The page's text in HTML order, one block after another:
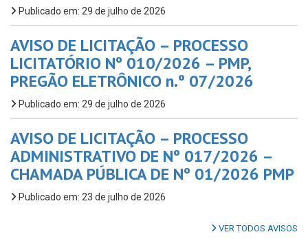
Publicado em: 29 de julho de 2026
AVISO DE LICITAÇÃO – PROCESSO
LICITATÓRIO Nº 010/2026 – PMP,
PREGÃO ELETRÔNICO n.º 07/2026
Publicado em: 29 de julho de 2026
AVISO DE LICITAÇÃO – PROCESSO
ADMINISTRATIVO DE Nº 017/2026 –
CHAMADA PÚBLICA DE Nº 01/2026 PMP
Publicado em: 23 de julho de 2026
VER TODOS AVISOS